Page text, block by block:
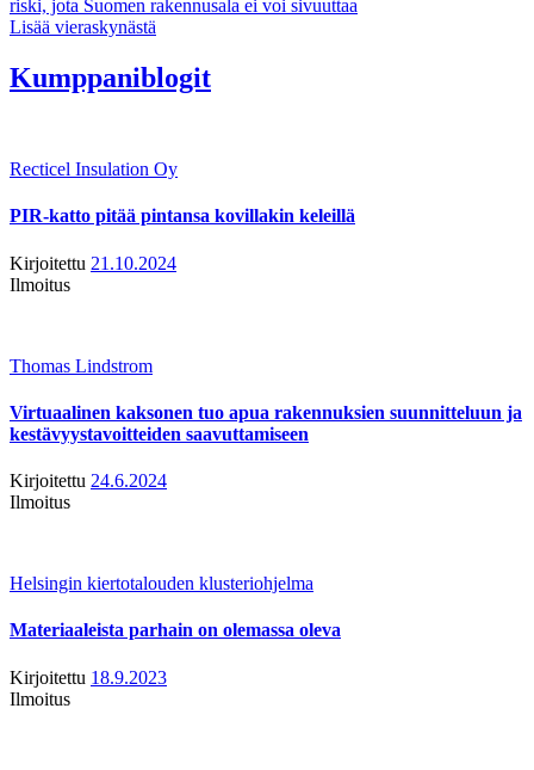
riski, jota Suomen rakennusala ei voi sivuuttaa
Lisää vieraskynästä
Kumppaniblogit
Recticel Insulation Oy
PIR-katto pitää pintansa kovillakin keleillä
Kirjoitettu 21.10.2024
Ilmoitus
Thomas Lindstrom
Virtuaalinen kaksonen tuo apua rakennuksien suunnitteluun ja
kestävyystavoitteiden saavuttamiseen
Kirjoitettu 24.6.2024
Ilmoitus
Helsingin kiertotalouden klusteriohjelma
Materiaaleista parhain on olemassa oleva
Kirjoitettu 18.9.2023
Ilmoitus